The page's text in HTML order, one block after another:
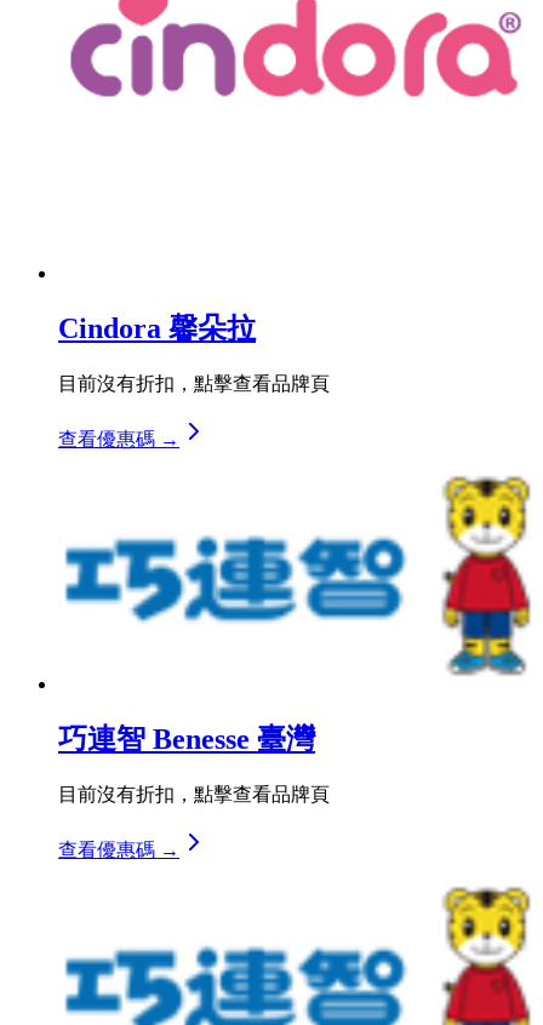
Cindora 馨朵拉
目前沒有折扣，點擊查看品牌頁
查看優惠碼 →
巧連智 Benesse 臺灣
目前沒有折扣，點擊查看品牌頁
查看優惠碼 →